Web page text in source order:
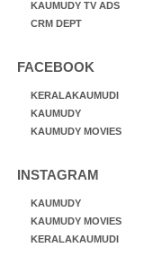
KAUMUDY TV ADS
CRM DEPT
FACEBOOK
KERALAKAUMUDI
KAUMUDY
KAUMUDY MOVIES
INSTAGRAM
KAUMUDY
KAUMUDY MOVIES
KERALAKAUMUDI